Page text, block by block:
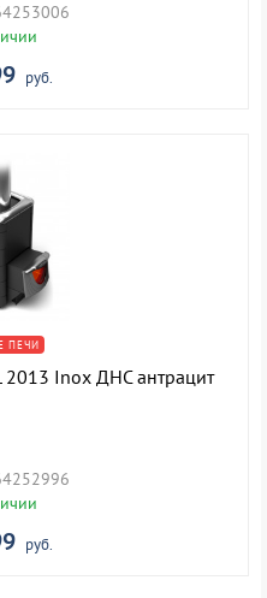
руб.
ПЕЧИ
2013 Inox ДНС антрацит
руб.